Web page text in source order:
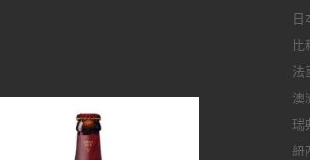
日
比
法
澳
瑞
紐